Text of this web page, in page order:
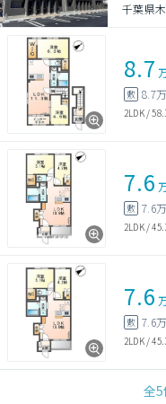
千葉県
8.7
敷 8.7
2LDK/
7.6
敷 7.6
2LDK/
7.6
敷 7.6
2LDK/
全5